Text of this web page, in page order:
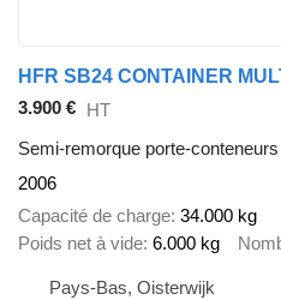
3.900 € HT
Semi-remorque porte-conteneurs
2006
Capacité de charge 34.000 kg
Poids net à vide 6.000 kg
Pays-Bas, Oisterwijk